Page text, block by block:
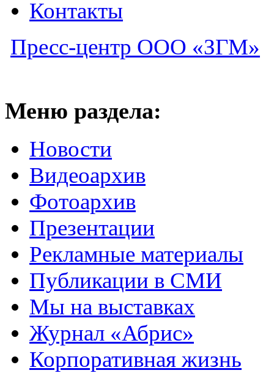
Контакты
Пресс-центр ООО «ЗГМ»
Меню раздела:
Новости
Видеоархив
Фотоархив
Презентации
Рекламные материалы
Публикации в СМИ
Мы на выставках
Журнал «Абрис»
Корпоративная жизнь